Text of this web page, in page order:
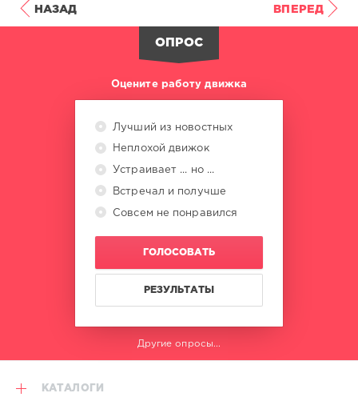
НАЗАД ВПЕРЕД
ОПРОС
Оцените работу движка
Лучший из новостных
Неплохой движок
Устраивает ... но ...
Встречал и получше
Совсем не понравился
ГОЛОСОВАТЬ
РЕЗУЛЬТАТЫ
Другие опросы...
КАТАЛОГИ